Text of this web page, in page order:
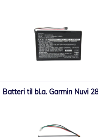
Batteri til bl.a. Garmin Nuvi